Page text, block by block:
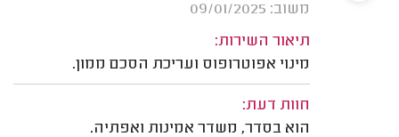
משוב: 09/01/2025
תיאור השירות:
מינוי אפוטרופוס ועריכת הסכם ממון.
חוות דעת:
הוא בסדר, משדר אמינות ואפתיה.